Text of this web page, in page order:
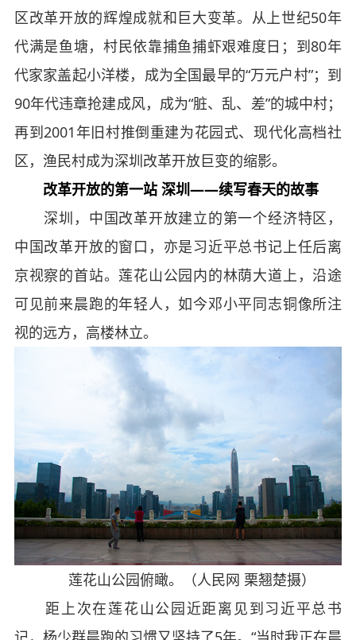
区改革开放的辉煌成就和巨大变革。从上世纪50年
代满是鱼塘，村民依靠捕鱼捕虾艰难度日；到80年
代家家盖起小洋楼，成为全国最早的“万元户村”；到
90年代违章抢建成风，成为“脏、乱、差”的城中村；
再到2001年旧村推倒重建为花园式、现代化高档社
区，渔民村成为深圳改革开放巨变的缩影。
改革开放的第一站 深圳——续写春天的故事
深圳，中国改革开放建立的第一个经济特区，
中国改革开放的窗口，亦是习近平总书记上任后离
京视察的首站。莲花山公园内的林荫大道上，沿途
可见前来晨跑的年轻人，如今邓小平同志铜像所注
视的远方，高楼林立。
莲花山公园俯瞰。（人民网 栗翘楚摄）
距上次在莲花山公园近距离见到习近平总书